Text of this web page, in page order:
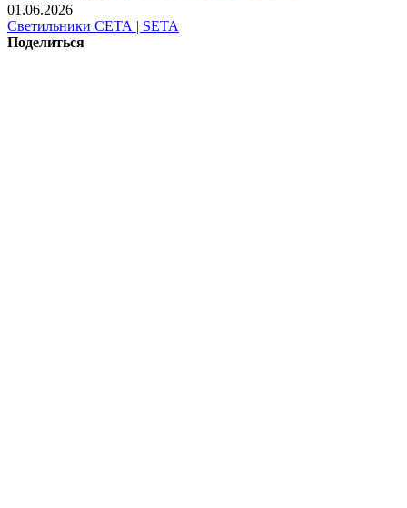
01.06.2026
Светильники СЕТА | SETA
Поделиться